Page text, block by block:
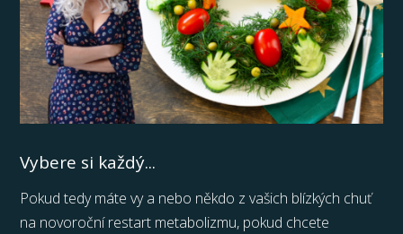
Vybere si každý...
Pokud tedy máte vy a nebo někdo z vašich blízkých chuť
na novoroční restart metabolizmu, pokud chcete